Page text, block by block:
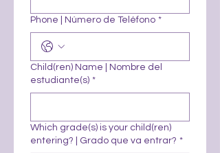
Phone | Número de Teléfono *
Child(ren) Name | Nombre del
estudiante(s) *
Which grade(s) is your child(ren)
entering? | Grado que va entrar? *